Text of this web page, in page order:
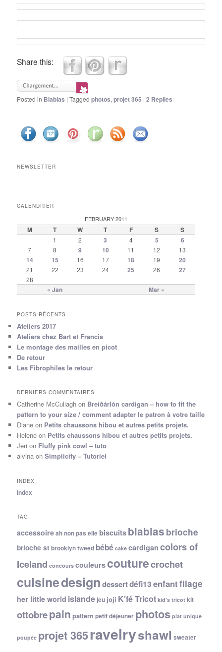
Share this:
Posted in Blablas |Tagged photos,projet 365 |2 Replies
NEWSLETTER
CALENDRIER
FEBRUARY 2011
M T W T F S S
« Jan Mar »
1 2 3 4 5 6
7 8 9 10 11 12 13
14 15 16 17 18 19 20
21 22 23 24 25 26 27
28
POSTS RÉCENTS
Ateliers 2017
Ateliers chez Bart et Francis
Le montage des mailles en picot
De retour
Les Fibrophiles le retour
DERNIERS COMMENTAIRES
Catherine McCullagh on Breiðárlón cardigan – how to fit the
pattern to your size / comment adapter le patron à votre taille
Diane on Petits chaussons hibou et autres petits projets.
Helene on Petits chaussons hibou et autres petits projets.
Jeri on Fluffy pink cowl – tuto
alvina onSimplicity – Tutoriel
INDEX
Index
TAG
accessoireah non pas elle biscuitsblablas brioche
brioche st brooklyn tweed bébé cake cardigan colors of
Iceland concours couleurscouturecrochet
cuisinedesigndessertdéfi13enfantfilage
her little world islande jeu joji K'fé Tricot kid's tricot kit
ottobrepain pattern petit déjeuner photos plat unique
poupée projet 365ravelryshawl sweater